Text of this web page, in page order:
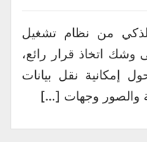
من نظام تشغيل
وشك اتخاذ قرار رائع،
إمكانية نقل بيانات
والصور وجهات […]